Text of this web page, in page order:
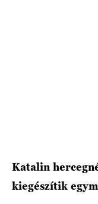
Katalin
kiegészítik